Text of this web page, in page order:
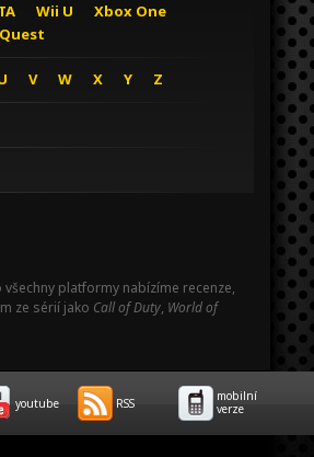
Wii U
Xbox One
V W X Y Z
všechny platformy nabízíme recenze,
ze sérií jako Call of Duty, World of
youtube RSS
mobilní
verze